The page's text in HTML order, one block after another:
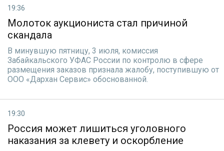
19:36
Молоток аукциониста стал причиной
скандала
В минувшую пятницу, 3 июля, комиссия
Забайкальского УФАС России по контролю в сфере
размещения заказов признала жалобу, поступившую от
ООО «Дархан Сервис» обоснованной.
19:30
Россия может лишиться уголовного
наказания за клевету и оскорбление